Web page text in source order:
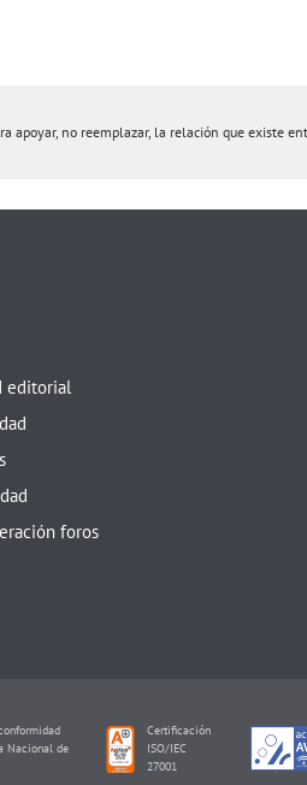
apoyar, no reemplazar, la relación que existe
editorial
foros
Nacional de
Certificación
ISO/IEC
27001